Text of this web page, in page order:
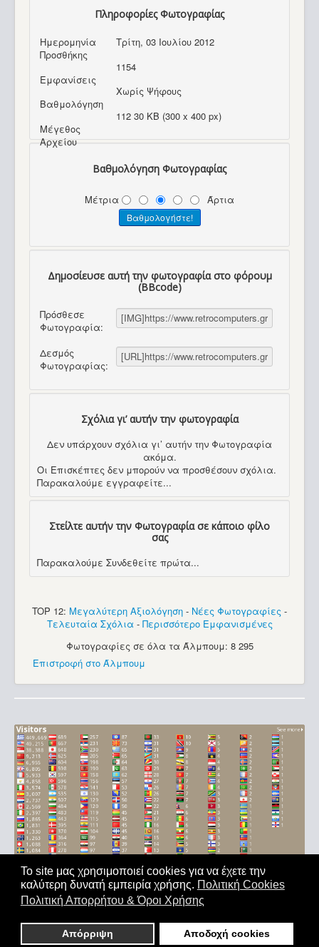
Το site μας χρησιμοποιεί cookies για να έχετε την
καλύτερη δυνατή εμπειρία χρήσης. Πολιτική Cookies
Πολιτική Απορρήτου & Όροι Χρήσης
Απόρριψη Αποδοχή cookies
Πληροφορίες Φωτογραφίας
Ημερομηνία
Προσθήκης
Τρίτη, 03 Ιουλίου 2012
Εμφανίσεις
1154
Βαθμολόγηση
Χωρίς Ψήφους
Μέγεθος
Αρχείου
112 30 KB (300 x 400 px)
Βαθμολόγηση Φωτογραφίας
Μέτρια Άρτια
Δημοσίευσε αυτή την φωτογραφία στο φόρουμ
(BBcode)
Πρόσθεσε
Φωτογραφία:
Δεσμός
Φωτογραφίας:
Σχόλια γι’ αυτήν την φωτογραφία
Δεν υπάρχουν σχόλια γι’ αυτήν την Φωτογραφία
ακόμα.
Οι Επισκέπτες δεν μπορούν να προσθέσουν σχόλια.
Παρακαλούμε εγγραφείτε...
Στείλτε αυτήν την Φωτογραφία σε κάποιο φίλο
σας
Παρακαλούμε Συνδεθείτε πρώτα...
TOP 12: Μεγαλύτερη Αξιολόγηση - Νέες Φωτογραφίες -
Τελευταία Σχόλια - Περισσότερο Εμφανισμένες
Φωτογραφίες σε όλα τα Άλμπουμ: 8 295
Επιστροφή στο Άλμπουμ
Αρχική|'Οροι Χρήσης|Επικοινωνία
παντός δικαιώματος